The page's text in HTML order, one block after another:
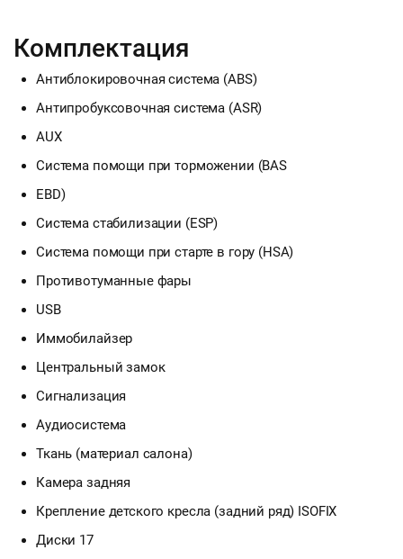
Комплектация
Антиблокировочная система (ABS)
Антипробуксовочная система (ASR)
AUX
Система помощи при торможении (BAS
EBD)
Система стабилизации (ESP)
Система помощи при старте в гору (HSA)
Противотуманные фары
USB
Иммобилайзер
Центральный замок
Сигнализация
Аудиосистема
Ткань (материал салона)
Камера задняя
Крепление детского кресла (задний ряд) ISOFIX
Диски 17